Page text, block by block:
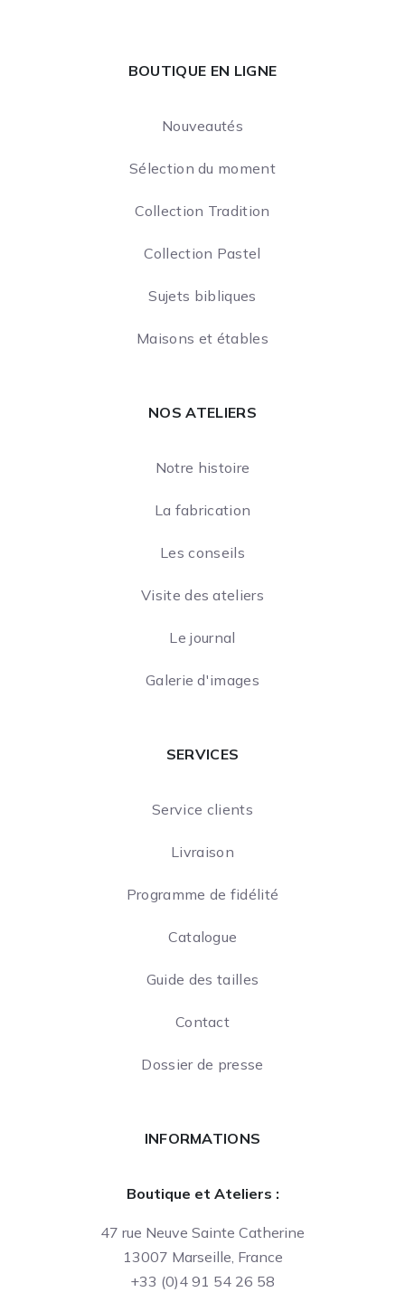
BOUTIQUE EN LIGNE
Nouveautés
Sélection du moment
Collection Tradition
Collection Pastel
Sujets bibliques
Maisons et étables
NOS ATELIERS
Notre histoire
La fabrication
Les conseils
Visite des ateliers
Le journal
Galerie d'images
SERVICES
Service clients
Livraison
Programme de fidélité
Catalogue
Guide des tailles
Contact
Dossier de presse
INFORMATIONS
Boutique et Ateliers :
47 rue Neuve Sainte Catherine
13007 Marseille, France
+33 (0)4 91 54 26 58